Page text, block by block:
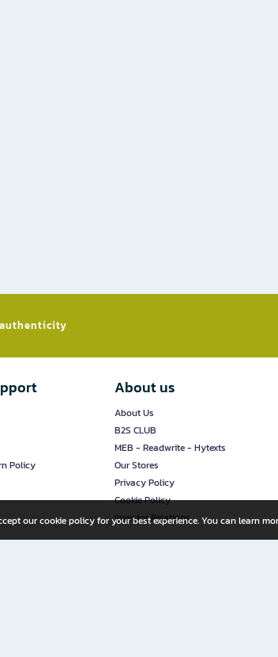
Policy
About us
About Us
B2S CLUB
MEB - Readwrite - Hytexts
Our Stores
Privacy Policy
Cookie Policy
Investor Relations
our cookie policy for your best experience. You can learn